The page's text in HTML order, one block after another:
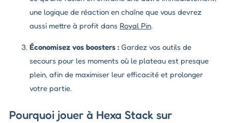
une logique de réaction en chaîne que vous devrez
aussi mettre à profit dans Royal Pin.
Économisez vos boosters : Gardez vos outils de
secours pour les moments où le plateau est presque
plein, afin de maximiser leur efficacité et prolonger
votre partie.
Pourquoi jouer à Hexa Stack sur